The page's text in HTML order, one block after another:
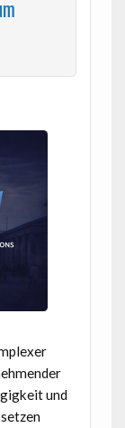
und